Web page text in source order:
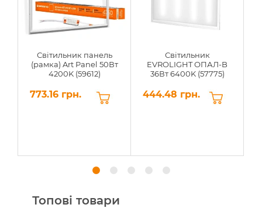
Світильник панель
(рамка) Art Panel 50Вт
4200K (59612)
773.16 грн.
Світильник
EVROLIGHT ОПАЛ-B
36Вт 6400K (57775)
444.48 грн.
Топові товари